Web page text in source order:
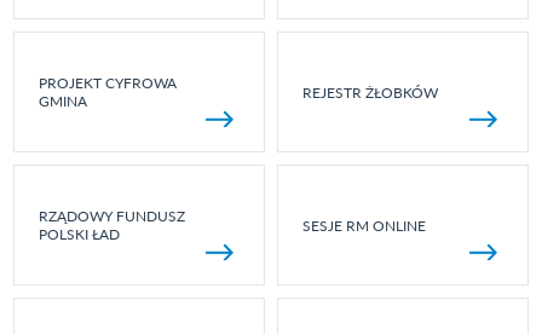
PROJEKT CYFROWA
GMINA
REJESTR ŻŁOBKÓW
RZĄDOWY FUNDUSZ
POLSKI ŁAD
SESJE RM ONLINE